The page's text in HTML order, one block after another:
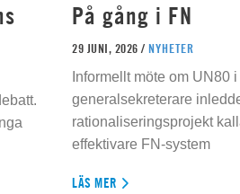
På gång i FN
29 JUNI, 2026 / NYHETER
Informellt möte om UN80
generalsekreterare
rationaliseringsprojekt
effektivare FN-system
LÄS MER